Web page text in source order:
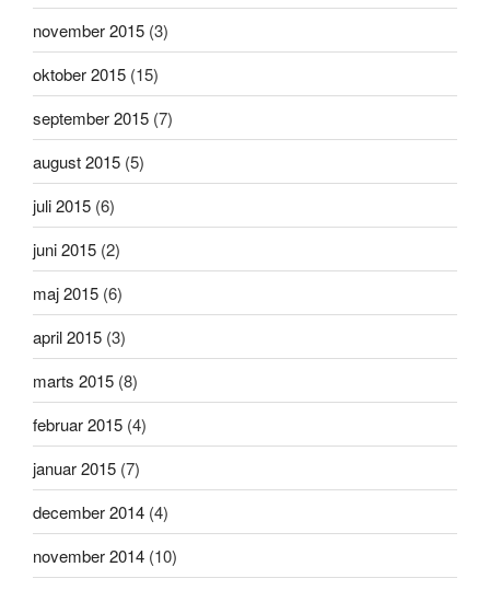
november 2015 (3)
oktober 2015 (15)
september 2015 (7)
august 2015 (5)
juli 2015 (6)
juni 2015 (2)
maj 2015 (6)
april 2015 (3)
marts 2015 (8)
februar 2015 (4)
januar 2015 (7)
december 2014 (4)
november 2014 (10)